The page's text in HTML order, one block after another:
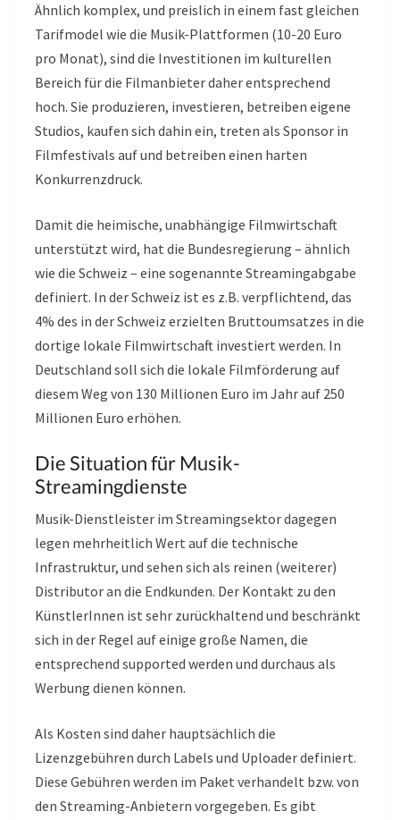
Ähnlich komplex, und preislich in einem fast gleichen
Tarifmodel wie die Musik-Plattformen (10-20 Euro
pro Monat), sind die Investitionen im kulturellen
Bereich für die Filmanbieter daher entsprechend
hoch. Sie produzieren, investieren, betreiben eigene
Studios, kaufen sich dahin ein, treten als Sponsor in
Filmfestivals auf und betreiben einen harten
Konkurrenzdruck.
Damit die heimische, unabhängige Filmwirtschaft
unterstützt wird, hat die Bundesregierung – ähnlich
wie die Schweiz – eine sogenannte Streamingabgabe
definiert. In der Schweiz ist es z.B. verpflichtend, das
4% des in der Schweiz erzielten Bruttoumsatzes in die
dortige lokale Filmwirtschaft investiert werden. In
Deutschland soll sich die lokale Filmförderung auf
diesem Weg von 130 Millionen Euro im Jahr auf 250
Millionen Euro erhöhen.
Die Situation für Musik-
Streamingdienste
Musik-Dienstleister im Streamingsektor dagegen
legen mehrheitlich Wert auf die technische
Infrastruktur, und sehen sich als reinen (weiterer)
Distributor an die Endkunden. Der Kontakt zu den
KünstlerInnen ist sehr zurückhaltend und beschränkt
sich in der Regel auf einige große Namen, die
entsprechend supported werden und durchaus als
Werbung dienen können.
Als Kosten sind daher hauptsächlich die
Lizenzgebühren durch Labels und Uploader definiert.
Diese Gebühren werden im Paket verhandelt bzw. von
den Streaming-Anbietern vorgegeben. Es gibt